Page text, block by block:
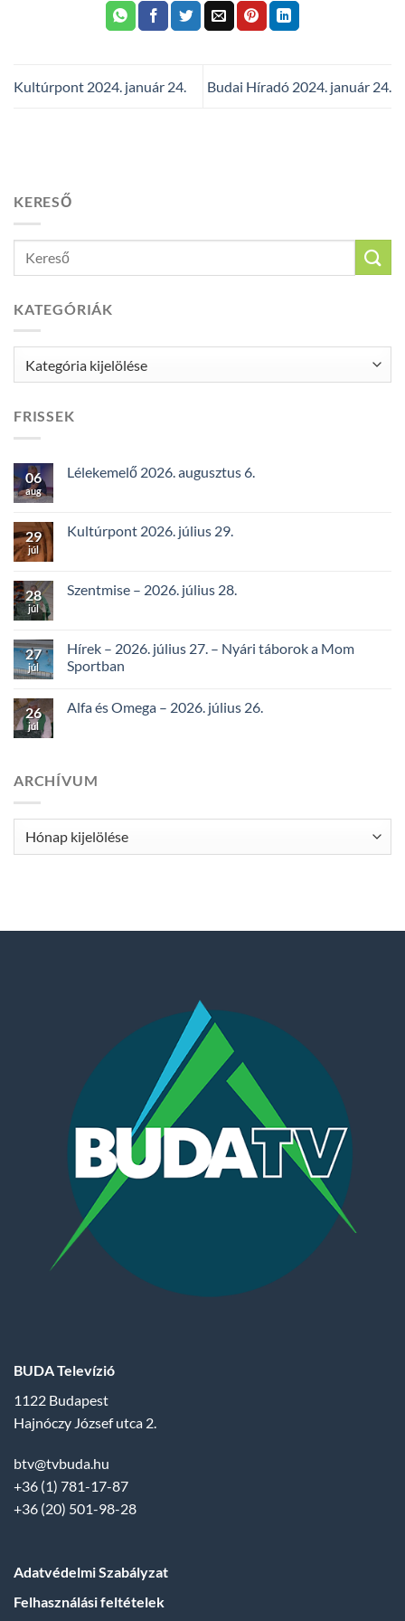
Kultúrpont 2024. január 24. Budai Híradó 2024. január 24.
KERESŐ
KATEGÓRIÁK
FRISSEK
06
aug
Lélekemelő 2026. augusztus 6.
29
júl
Kultúrpont 2026. július 29.
28
júl
Szentmise – 2026. július 28.
27
júl
Hírek – 2026. július 27. – Nyári táborok a Mom
Sportban
26
júl
Alfa és Omega – 2026. július 26.
ARCHÍVUM
Archívum
BUDA Televízió
1122 Budapest
Hajnóczy József utca 2.
btv@tvbuda.hu
+36 (1) 781-17-87
+36 (20) 501-98-28
Adatvédelmi Szabályzat
Felhasználási feltételek